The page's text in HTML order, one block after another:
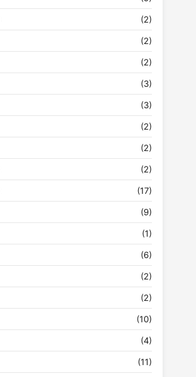
(2)
(2)
(2)
(3)
(3)
(2)
(2)
(2)
(17)
(9)
(1)
(6)
(2)
(2)
(10)
(4)
(11)